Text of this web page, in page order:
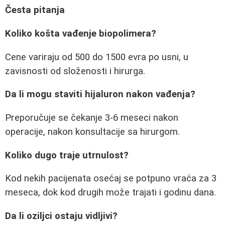
Česta pitanja
Koliko košta vađenje biopolimera?
Cene variraju od 500 do 1500 evra po usni, u
zavisnosti od složenosti i hirurga.
Da li mogu staviti hijaluron nakon vađenja?
Preporučuje se čekanje 3-6 meseci nakon
operacije, nakon konsultacije sa hirurgom.
Koliko dugo traje utrnulost?
Kod nekih pacijenata osećaj se potpuno vraća za 3
meseca, dok kod drugih može trajati i godinu dana.
Da li oziljci ostaju vidljivi?